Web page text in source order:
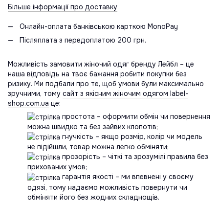
Більше інформації про доставку
Онлайн-оплата банківською карткою MonoPay
Післяплата з передоплатою 200 грн.
Можливість замовити жіночий одяг бренду Лейбл – це
наша відповідь на твоє бажання робити покупки без
ризику. Ми подбали про те, щоб умови були максимально
зручними, тому сайт з якісним жіночим одягом label-
shop.com.ua це:
простота – оформити обмін чи повернення
можна швидко та без зайвих клопотів;
гнучкість – якщо розмір, колір чи модель
не підійшли, товар можна легко обміняти;
прозорість – чіткі та зрозумілі правила без
прихованих умов;
гарантія якості – ми впевнені у своєму
одязі, тому надаємо можливість повернути чи
обміняти його без жодних складнощів.